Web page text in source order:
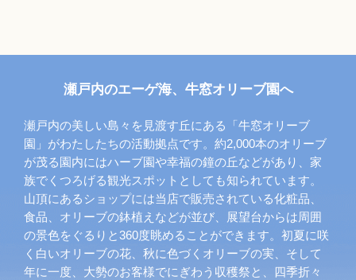
瀬戸内のエーゲ海、牛窓オリーブ園へ
瀬戸内の美しい島々を見渡す丘にある「牛窓オリーブ
園」がわたしたちの活動拠点です。約2,000本のオリーブ
が茂る園内にはハーブ園や幸福の鐘の丘などがあり、家
族でくつろげる観光スポットとしても知られています。
山頂にあるショップには当店で販売されている化粧品、
食品、オリーブの鉢植えなどが並び、展望台からは周囲
の景色をぐるりと360度眺めることができます。初夏に咲
く白いオリーブの花、秋に色づくオリーブの実、そして
年に一度、大勢のお客様でにぎわう収穫祭と、四季折々